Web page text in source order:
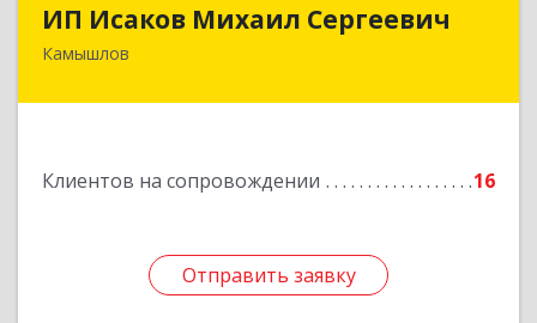
ИП Исаков Михаил Сергеевич
Камышлов
Клиентов на сопровождении 16
Отправить заявку
624860, Свердловская обл, Камышлов г, Ленина
Отправить заявку